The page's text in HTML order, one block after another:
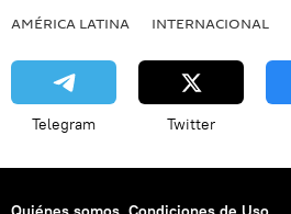
AMÉRICA LATINA INTERNACIONAL
Telegram Twitter